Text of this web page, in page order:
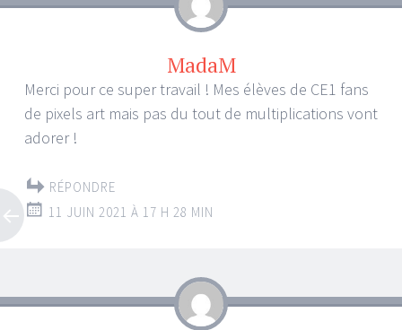
MadaM
Merci pour ce super travail ! Mes élèves de CE1 fans
de pixels art mais pas du tout de multiplications vont
adorer !
RÉPONDRE
11 JUIN 2021 À 17 H 28 MIN